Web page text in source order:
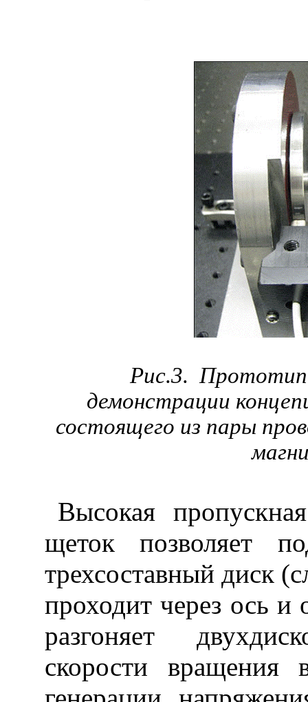
Рис.3. Прототип,
демонстрации
состоящего из пары
Высокая
щеток позволяет
трехсоставный диск
проходит через ось
разгоняет
скорости